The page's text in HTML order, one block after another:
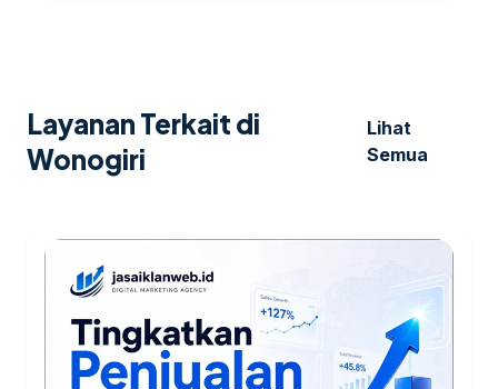
Layanan Terkait di
Wonogiri
Lihat
Semua